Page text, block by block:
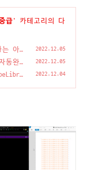
급' 카테고리의 다
는 아
2022.12.05
동완
2022.12.05
2022.12.04